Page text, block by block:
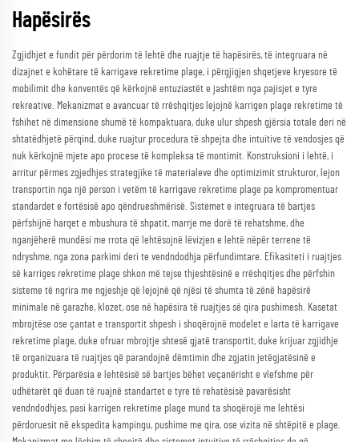
Hapësirës
Zgjidhjet e fundit për përdorim të lehtë dhe ruajtje të hapësirës, të integruara në
dizajnet e kohëtare të karrigave rekretime plage, i përgjigjen shqetjeve kryesore të
mobilimit dhe konventës që kërkojnë entuziastët e jashtëm nga pajisjet e tyre
rekreative. Mekanizmat e avancuar të rrëshqitjes lejojnë karrigen plage rekretime të
fshihet në dimensione shumë të kompaktuara, duke ulur shpesh gjërsia totale deri në
shtatëdhjetë përqind, duke ruajtur procedura të shpejta dhe intuitive të vendosjes që
nuk kërkojnë mjete apo procese të kompleksa të montimit. Konstruksioni i lehtë, i
arritur përmes zgjedhjes strategjike të materialeve dhe optimizimit strukturor, lejon
transportin nga një person i vetëm të karrigave rekretime plage pa kompromentuar
standardet e fortësisë apo qëndrueshmërisë. Sistemet e integruara të bartjes
përfshijnë harqet e mbushura të shpatit, marrje me dorë të rehatshme, dhe
nganjëherë mundësi me rrota që lehtësojnë lëvizjen e lehtë nëpër terrene të
ndryshme, nga zona parkimi deri te vendndodhja përfundimtare. Efikasiteti i ruajtjes
së karriges rekretime plage shkon më tejse thjeshtësinë e rrëshqitjes dhe përfshin
sisteme të ngrira me ngjeshje që lejojnë që njësi të shumta të zënë hapësirë
minimale në garazhe, klozet, ose në hapësira të ruajtjes së qira pushimesh. Kasetat
mbrojtëse ose çantat e transportit shpesh i shoqërojnë modelet e larta të karrigave
rekretime plage, duke ofruar mbrojtje shtesë gjatë transportit, duke krijuar zgjidhje
të organizuara të ruajtjes që parandojnë dëmtimin dhe zgjatin jetëgjatësinë e
produktit. Përparësia e lehtësisë së bartjes bëhet veçanërisht e vlefshme për
udhëtarët që duan të ruajnë standartet e tyre të rehatësisë pavarësisht
vendndodhjes, pasi karrigen rekretime plage mund ta shoqërojë me lehtësi
përdoruesit në ekspedita kampingu, pushime me qira, ose vizita në shtëpitë e plage.